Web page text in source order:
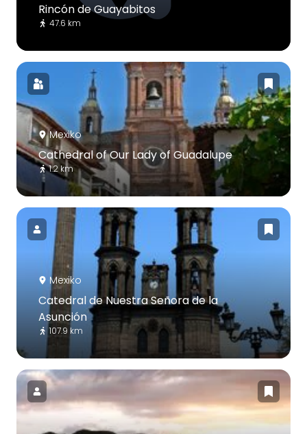
Rincón de Guayabitos
47.6 km
Mexiko
Cathedral of Our Lady of Guadalupe
1.2 km
Mexiko
Catedral de Nuestra Señora de la
Asunción
107.9 km